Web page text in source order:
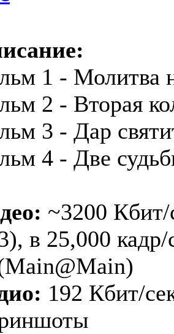
1 - Молитва
2 - Вторая
3 - Дар
4 - Две
~3200
в 25,000
192 Кбит/